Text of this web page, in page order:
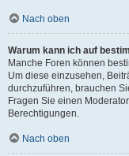
Nach oben
Warum kann ich auf
Manche Foren können
Um diese einzusehen,
durchzuführen, brauchen
Fragen Sie einen
Berechtigungen.
Nach oben